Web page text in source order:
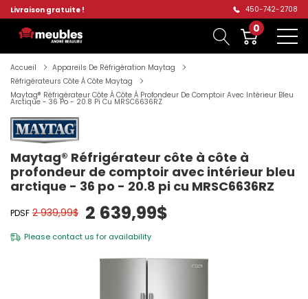
Livraison gratuite ! 450-742-2708
0
Accueil
Appareils De Réfrigération Maytag
Réfrigérateurs Côte À Côte Maytag
Maytag® Réfrigérateur Côte À Côte À Profondeur De Comptoir Avec Intérieur Bleu
Arctique - 36 Po - 20.8 Pi Cu MRSC6636RZ
Maytag® Réfrigérateur côte à côte à
profondeur de comptoir avec intérieur bleu
arctique - 36 po - 20.8 pi cu MRSC6636RZ
PDSF 2 939,99$ 2 639,99$
Please contact us for availability